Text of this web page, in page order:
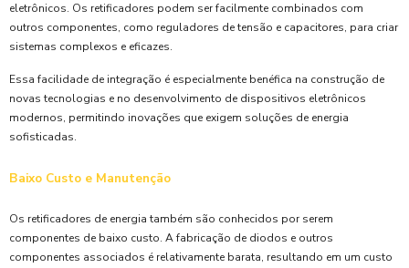
eletrônicos. Os retificadores podem ser facilmente combinados com
outros componentes, como reguladores de tensão e capacitores, para criar
sistemas complexos e eficazes.
Essa facilidade de integração é especialmente benéfica na construção de
novas tecnologias e no desenvolvimento de dispositivos eletrônicos
modernos, permitindo inovações que exigem soluções de energia
sofisticadas.
Baixo Custo e Manutenção
Os retificadores de energia também são conhecidos por serem
componentes de baixo custo. A fabricação de diodos e outros
componentes associados é relativamente barata, resultando em um custo